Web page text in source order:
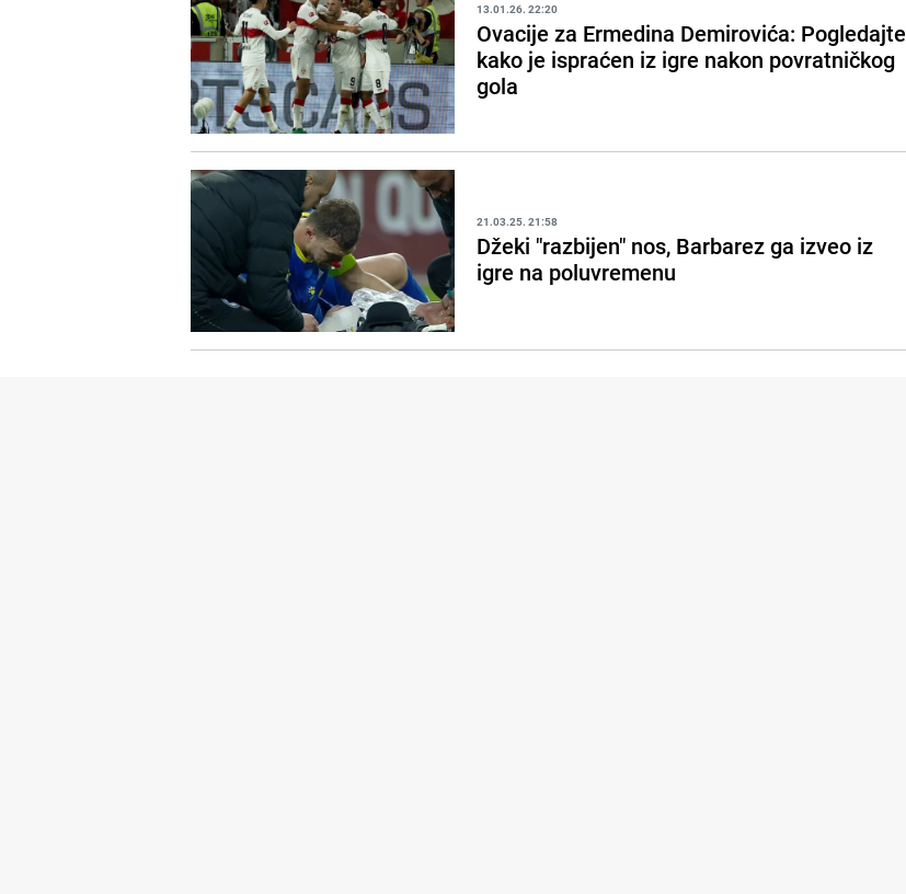
13.01.26. 22:20
Ovacije za Ermedina Demirovića: Pogledajte
kako je ispraćen iz igre nakon povratničkog
gola
21.03.25. 21:58
Džeki "razbijen" nos, Barbarez ga izveo iz
igre na poluvremenu